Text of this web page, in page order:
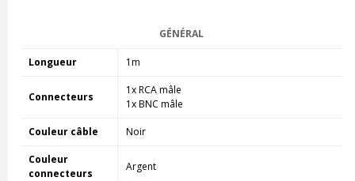
GÉNÉRAL
Longueur 1m
Connecteurs
1x RCA mâle
1x BNC mâle
Couleur câble Noir
Couleur
connecteurs
Argent